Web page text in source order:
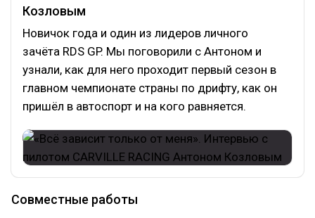
Козловым
Новичок года и один из лидеров личного
зачёта RDS GP. Мы поговорили с Антоном и
узнали, как для него проходит первый сезон в
главном чемпионате страны по дрифту, как он
пришёл в автоспорт и на кого равняется.
Совместные работы